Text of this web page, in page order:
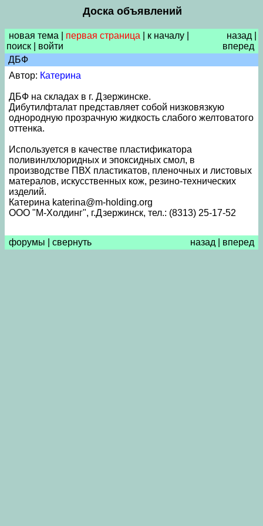
Доска объявлений
новая тема первая страница к началу
поиск
войти
назад
вперед
ДБФ
Автор: Катерина
ДБФ на складах в г. Дзержинске.
Дибутилфталат представляет собой низковязкую
однородную прозрачную жидкость слабого желтоватого
оттенка.
Используется в качестве пластификатора
поливинлхлоридных и эпоксидных смол, в
производстве ПВХ пластикатов, пленочных и листовых
матералов, искусственных кож, резино-технических
изделий.
Катерина katerina@m-holding.org
ООО "М-Холдинг", г.Дзержинск, тел.: (8313) 25-17-52
форумы свернуть назад вперед